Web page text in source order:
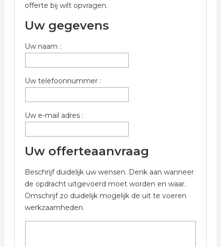
voor een vrijblijvende aanvraag.
Meer informatie betreffende schoenen in Emmen kunt
bedrijven zijn een koppeling tussen schoenen in
Trefwoorden:
schoenen winkel laarzen
offerte bij wilt opvragen.
Uw gegevens
Uw naam :
Uw telefoonnummer :
Uw e-mail adres :
Uw offerteaanvraag
Beschrijf duidelijk uw wensen. Denk aan wanneer
de opdracht uitgevoerd moet worden en waar.
Omschrijf zo duidelijk mogelijk de uit te voeren
werkzaamheden.